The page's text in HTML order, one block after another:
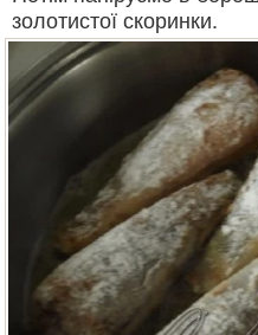
золотистої скоринки.